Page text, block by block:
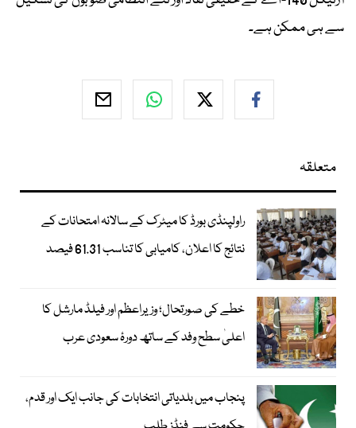
سے ہی ممکن ہے۔
متعلقہ
راولپنڈی بورڈ کا میٹرک کے سالانہ امتحانات کے
نتائج کا اعلان، کامیابی کا تناسب 61.31 فیصد
خطے کی صورتحال؛ وزیراعظم اور فیلڈ مارشل کا
اعلیٰ سطح وفد کے ساتھ دورۂ سعودی عرب
پنجاب میں بلدیاتی انتخابات کی جانب ایک اور قدم،